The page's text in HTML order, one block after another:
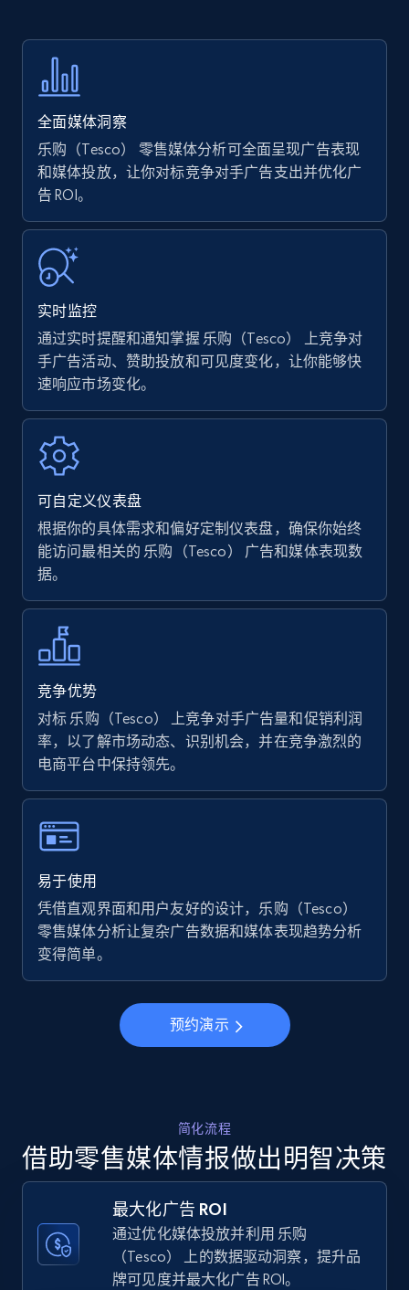
Amazon products - find products by using
upc numbers
Title, Seller name, Brand, Description, Initial
more.
35.3K+
rating object, Product rating max, Rating,
Author name, Asin, and more.
7.4K+ 870+ 立即开始
Walmart - products
URL, Final price, Sku, Currency, Gtin,
Specifications, Image urls, Top reviews, and
5.6K+ 875+ 立即开始
using specific category URL
Specifications, Image urls, Top reviews, and
more.
5.6K+
Walmart - products - Collects products by
5.6K+ 875+ 立即开始
Walmart - products - Discover products by
全面媒体洞察
乐购（Tesco） 零售媒体分析可全面呈现广告表现
和媒体投放，让你对标竞争对手广告支出并优化广
告 ROI。
实时监控
通过实时提醒和通知掌握 乐购（Tesco） 上竞争对
手广告活动、赞助投放和可见度变化，让你能够快
速响应市场变化。
可自定义仪表盘
根据你的具体需求和偏好定制仪表盘，确保你始终
能访问最相关的 乐购（Tesco） 广告和媒体表现数
据。
竞争优势
对标 乐购（Tesco） 上竞争对手广告量和促销利润
率，以了解市场动态、识别机会，并在竞争激烈的
电商平台中保持领先。
易于使用
凭借直观界面和用户友好的设计，乐购（Tesco）
零售媒体分析让复杂广告数据和媒体表现趋势分析
变得简单。
预约演示
简化流程
借助零售媒体情报做出明智决策
最大化广告 ROI
通过优化媒体投放并利用 乐购
（Tesco） 上的数据驱动洞察，提升品
牌可见度并最大化广告 ROI。